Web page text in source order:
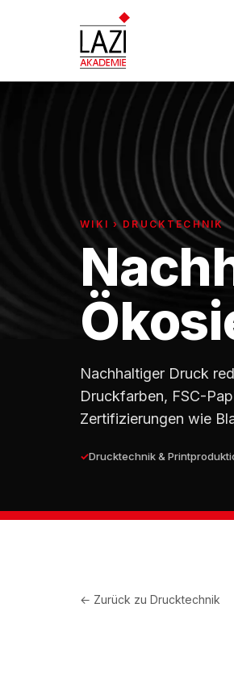
WIKI › DRUCKTECHNIK
Nachhaltiger Druck
Druckfarben, FSC-
Zertifizierungen wie
Drucktechnik &
← Zurück zuDrucktechnik